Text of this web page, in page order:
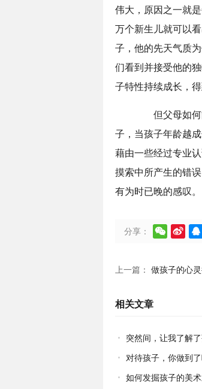
伟大，原因之一就
万个新生儿就可以
子，他的先天气质
们看到并接受他的
子特性持续成长，得
但父母如何
子，当孩子年龄越
藉由一些经过专业
摸索中所产生的错
有为时已晚的感叹。
分享：   
上一篇： 做孩子的心
相关文章
突然间，让我了解
母都能成为伯乐，让天
对待孩子，你做到了
如何发掘孩子的美